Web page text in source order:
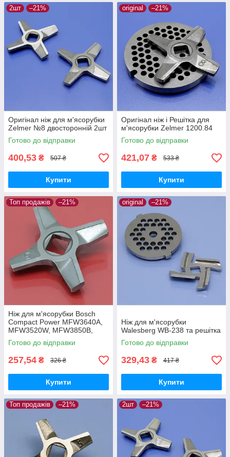
2шт –21%
Оригінал ніж для м'ясорубки
Zelmer №8 двосторонній 2шт
Готово до відправки
400,53 ₴ 507 ₴
Купити
original –21%
Оригінал ніж і Решітка для
м'ясорубки Zelmer 1200.84
Готово до відправки
421,07 ₴ 533 ₴
Купити
Топ продажів –21%
Ніж для м'ясорубки Bosch
Compact Power MFW3640A,
MFW3520W, MFW3850B,
MFW3600W, MFW3502,
MFW3540W, MFW3630A,
MFW3612A
Готово до відправки
257,54 ₴ 326 ₴
Купити
original –21%
Ніж для м'ясорубки
Walesberg WB-238 та решітка
Готово до відправки
329,43 ₴ 417 ₴
Купити
Топ продажів –21% 2шт –21%